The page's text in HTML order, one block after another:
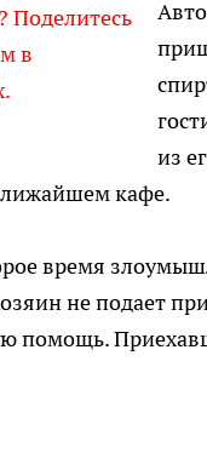
Поделитесь
в
из
кафе.
время
не подает
помощь.